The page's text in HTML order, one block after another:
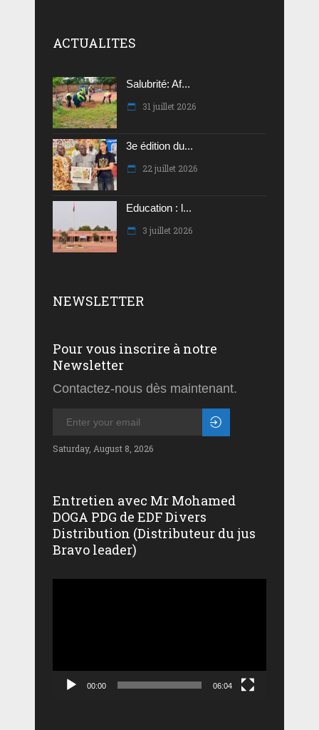
ACTUALITES
Salubrité: Af...
31 juillet 2026
3e édition du...
22 juillet 2026
Education : l...
3 juillet 2026
NEWSLETTER
Pour vous inscrire à notre
Newsletter
Contactez-nous dès maintenant.
Saturday, August 8, 2026
Entretien avec Mr Mohamed
DOGA PDG de EDF Divers
Distribution (Distributeur du jus
Bravo leader)
00:00 06:04